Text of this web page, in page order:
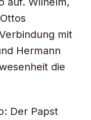
mit
Hermann
die
Der Papst